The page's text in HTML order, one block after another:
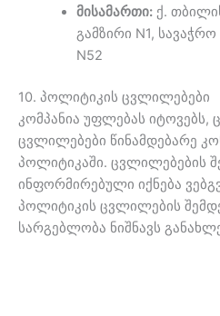
მისამართი:ქ.
გამზირი N1, სავაჭრო
N52
10. პოლიტიკის ცვლილებები
კომპანია უფლებას იტოვებს,
ცვლილებები წინამდებარე
პოლიტიკაში. ცვლილებების
ინფორმირებული იქნება
პოლიტიკის ცვლილების
სარგებლობა ნიშნავს